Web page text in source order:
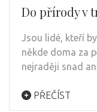
Do přírody v
Jsou lidé, kteří
někde doma za
nejraději snad
PŘEČÍST